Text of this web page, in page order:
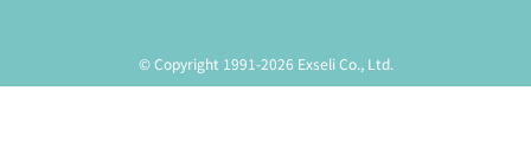
© Copyright 1991-2026 Exseli Co., Ltd.